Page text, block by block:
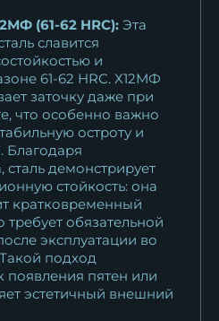
2 сталь RWL-34
₽
2 сталь N690 -
₽
(61-62 HRC): Эта
славится
и
61-62 HRC. Х12МФ
заточку даже при
что особенно важно
остроту и
Благодаря
демонстрирует
стойкость: она
кратковременный
требует обязательной
эксплуатации во
подход
появления пятен или
эстетичный внешний